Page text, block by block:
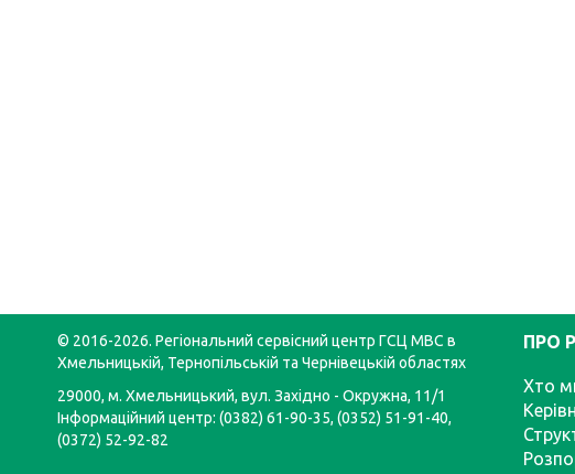
© 2016-2026. Регіональний сервісний центр ГСЦ МВС в
Хмельницькій, Тернопільській та Чернівецькій областях
29000, м. Хмельницький, вул. Західно - Окружна, 11/1
Інформаційний центр: (0382) 61-90-35, (0352) 51-91-40,
(0372) 52-92-82
ПРО
Хто